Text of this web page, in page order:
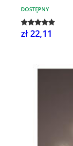
DOSTĘPNY
zł 22,11